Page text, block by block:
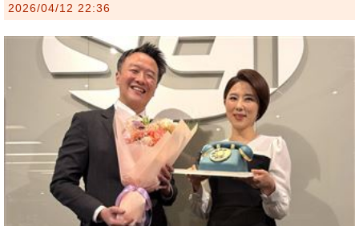
2026/04/12 22:36